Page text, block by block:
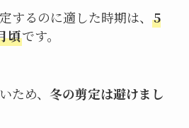
するのに適した時期は、 5
頃です。
ため、 冬の剪定は避けまし